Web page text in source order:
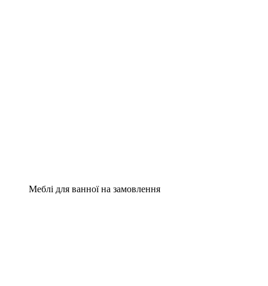
Меблі для ванної на замовлення